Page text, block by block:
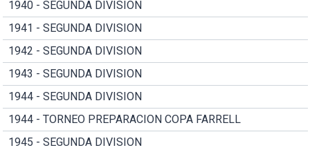
1940 - SEGUNDA DIVISION
1941 - SEGUNDA DIVISION
1942 - SEGUNDA DIVISION
1943 - SEGUNDA DIVISION
1944 - SEGUNDA DIVISION
1944 - TORNEO PREPARACION COPA FARRELL
1945 - SEGUNDA DIVISION